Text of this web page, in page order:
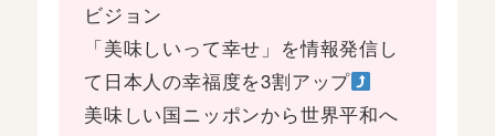
ビジョン
「美味しいって幸せ」を情報発信し
て日本人の幸福度を3割アップ
美味しい国ニッポンから世界平和へ